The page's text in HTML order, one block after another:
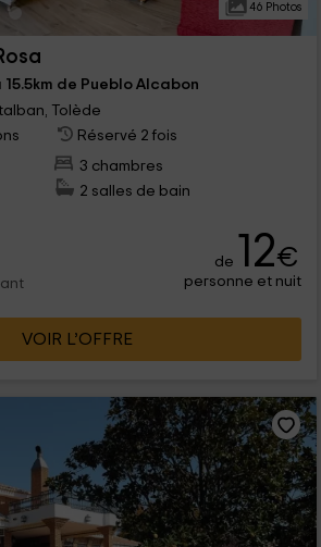
46 Photos
de Pueblo Alcabon
Tolède
Réservé 2 fois
3 chambres
2 salles de bain
de 12€
personne et nuit
VOIR L’OFFRE